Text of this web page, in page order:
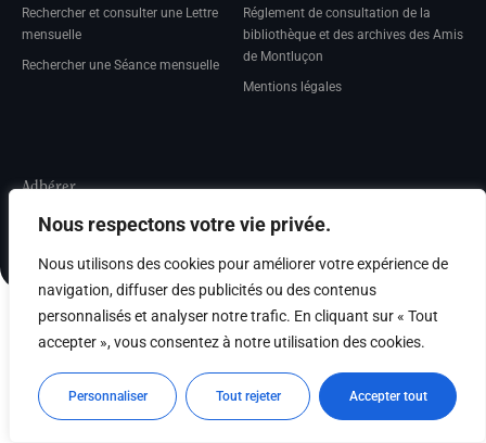
Nous respectons votre vie privée.
Nous utilisons des cookies pour améliorer votre expérience de
navigation, diffuser des publicités ou des contenus
personnalisés et analyser notre trafic. En cliquant sur « Tout
accepter », vous consentez à notre utilisation des cookies.
Personnaliser Tout rejeter Accepter tout
Rechercher et consulter une Lettre
mensuelle
Rechercher une Séance mensuelle
Réglement de consultation de la
bibliothèque et des archives des Amis
de Montluçon
Mentions légales
Adhérer
Adhésion